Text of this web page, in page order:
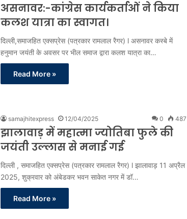
असनावर:-कांग्रेस कार्यकर्ताओं ने किया
कलश यात्रा का स्वागत।
दिल्ली,समाजहित एक्सप्रेस (पत्रकार रामलाल रैगर) l असनावर कस्बे में
हनुमान जयंती के अवसर पर भील समाज द्वारा कलश यात्रा का…
Read More »
samajhitexpress 12/04/2025 0 487
झालावाड़ में महात्मा ज्योतिबा फुले की
जयंती उल्लास से मनाई गई
दिल्ली , समाजहित एक्सप्रेस (पत्रकार रामलाल रैगर) l झालावाड़ 11 अप्रैल
2025, शुक्रवार को अंबेडकर भवन साकेत नगर में डॉ…
Read More »